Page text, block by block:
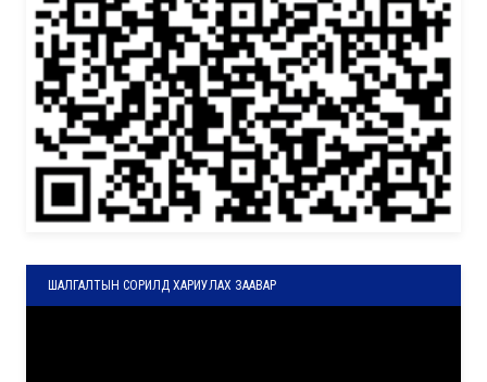
ШАЛГАЛТЫН СОРИЛД ХАРИУЛАХ ЗААВАР